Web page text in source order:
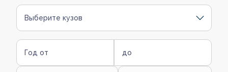
Выберите кузов
Год от до